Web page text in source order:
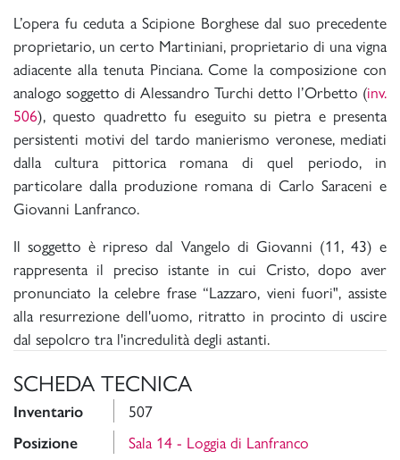
L’opera fu ceduta a Scipione Borghese dal suo precedente
proprietario, un certo Martiniani, proprietario di una vigna
adiacente alla tenuta Pinciana. Come la composizione con
analogo soggetto di Alessandro Turchi detto l’Orbetto (inv.
506), questo quadretto fu eseguito su pietra e presenta
persistenti motivi del tardo manierismo veronese, mediati
dalla cultura pittorica romana di quel periodo, in
particolare dalla produzione romana di Carlo Saraceni e
Giovanni Lanfranco.
Il soggetto è ripreso dal Vangelo di Giovanni (11, 43) e
rappresenta il preciso istante in cui Cristo, dopo aver
pronunciato la celebre frase “Lazzaro, vieni fuori", assiste
alla resurrezione dell'uomo, ritratto in procinto di uscire
dal sepolcro tra l'incredulità degli astanti.
SCHEDA TECNICA
Inventario 507
Posizione Sala 14 - Loggia di Lanfranco